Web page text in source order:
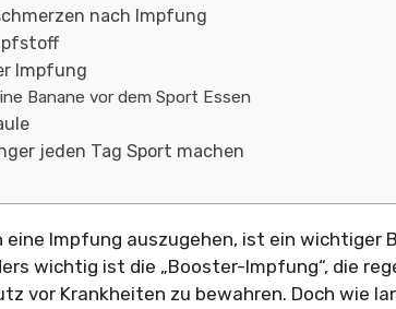
nach Impfung
Impfung
Banane vor dem Sport Essen
jeden Tag Sport machen
Impfung auszugehen, ist ein wichtiger
wichtig ist die „Booster-Impfung“, die
vor Krankheiten zu bewahren. Doch wie